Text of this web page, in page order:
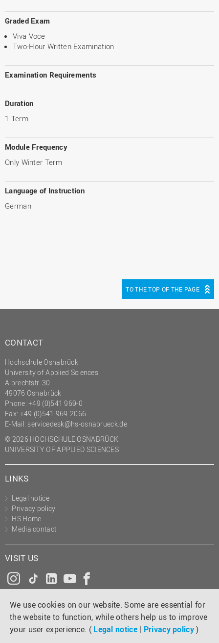
We use cookies on our website. Some are essential for
the website to function, while others help us to improve
your user experience. ( Legal notice | Privacy policy)
Graded Exam
Viva Voce
Two-Hour Written Examination
Examination Requirements
Duration
1 Term
Module Frequency
Only Winter Term
Language of Instruction
German
TO THE TOP OF THE PAGE
CONTACT
Hochschule Osnabrück
University of Applied Sciences
Albrechtstr. 30
49076 Osnabrück
Phone: +49 (0)541 969-0
Fax: +49 (0)541 969-2066
E-Mail: servicedesk@hs-osnabrueck.de
© 2026 HOCHSCHULE OSNABRÜCK
UNIVERSITY OF APPLIED SCIENCES
LINKS
Legal notice
Privacy policy
HS Home
Media contact
VISIT US
Instagram
Tiktok
LinkedInYouTube